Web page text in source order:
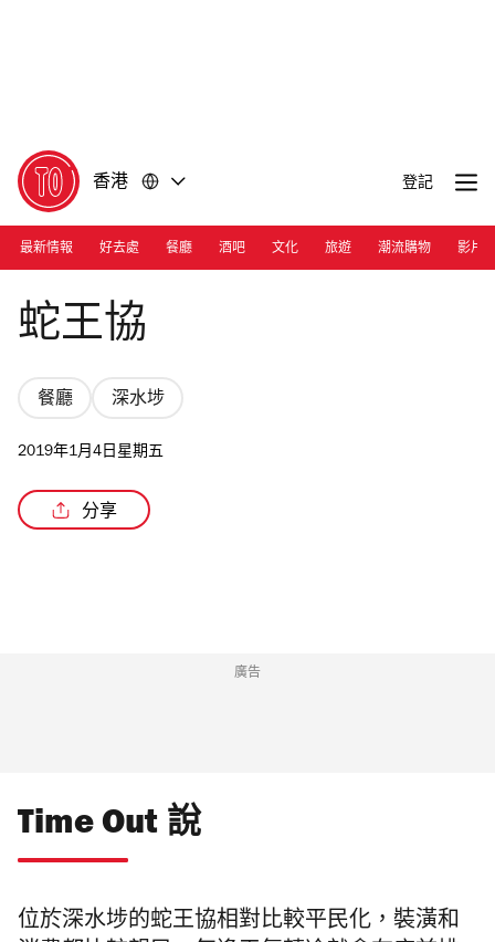
香港 登記
最新情報 好去處 餐廳 酒吧 文化 旅遊 潮流購物 影片
Photograph: 觀雲主人
蛇王協
餐廳 深水埗
2019年1月4日星期五
分享
廣告
Time Out 說
位於深水埗的蛇王協相對比較平民化，裝潢和